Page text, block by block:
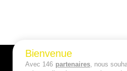
Bienvenue
Avec 146 partenaires, nous